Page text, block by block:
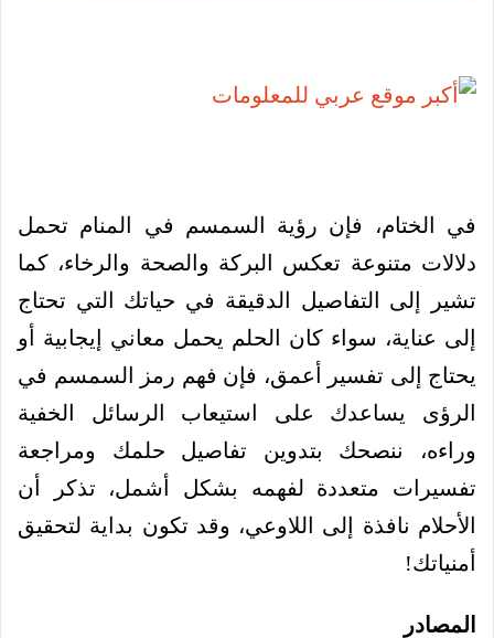
في الختام، فإن رؤية السمسم في المنام تحمل
دلالات متنوعة تعكس البركة والصحة والرخاء، كما
تشير إلى التفاصيل الدقيقة في حياتك التي تحتاج
إلى عناية، سواء كان الحلم يحمل معاني إيجابية أو
يحتاج إلى تفسير أعمق، فإن فهم رمز السمسم في
الرؤى يساعدك على استيعاب الرسائل الخفية
وراءه، ننصحك بتدوين تفاصيل حلمك ومراجعة
تفسيرات متعددة لفهمه بشكل أشمل، تذكر أن
الأحلام نافذة إلى اللاوعي، وقد تكون بداية لتحقيق
أمنياتك!
المصادر